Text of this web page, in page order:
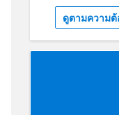
understand
grounded
maximize
ดูตามความต้